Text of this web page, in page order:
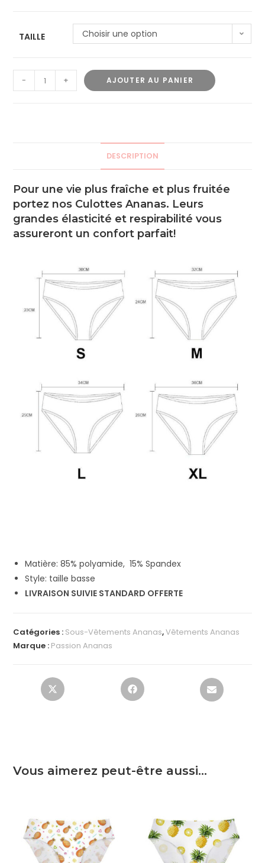
TAILLE Choisir une option
- + AJOUTER AU PANIER
DESCRIPTION
Pour une vie plus fraîche et plus fruitée
portez nos Culottes Ananas. Leurs
grandes élasticité et respirabilité vous
assureront un confort parfait!
Matière: 85% polyamide, 15% Spandex
Style: taille basse
LIVRAISON SUIVIE STANDARD OFFERTE
Catégories : Sous-Vêtements Ananas,Vêtements Ananas
Marque : Passion Ananas
Vous aimerez peut-être aussi…